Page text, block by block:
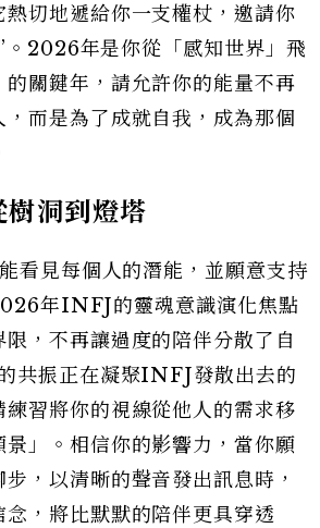
熱切地遞給你一支權杖，邀請你
。2026年是你從「感知世界」飛
的關鍵年，請允許你的能量不再
，而是為了成就自我，成為那個
洞到燈塔
看見每個人的潛能，並願意支持
年INFJ的靈魂意識演化焦點
，不再讓過度的陪伴分散了自
共振正在凝聚INFJ發散出去的
練習將你的視線從他人的需求移
景」。相信你的影響力，當你願
，以清晰的聲音發出訊息時，
，將比默默的陪伴更具穿透